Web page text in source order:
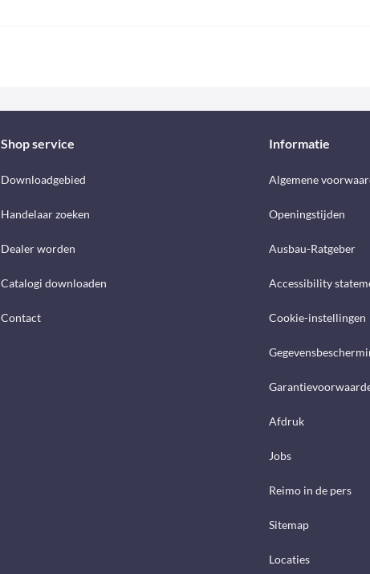
Shop service
Downloadgebied
Handelaar zoeken
Dealer worden
Catalogi downloaden
Contact
Informatie
Algemene
Openingstijden
Ausbau-Ratgeber
Accessibility
Cookie-instellingen
Afdruk
Jobs
Reimo in de pers
Sitemap
Locaties